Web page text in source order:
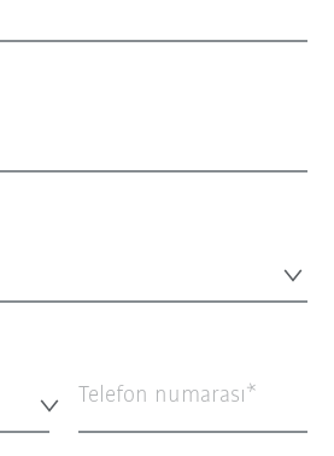
Telefon numarası